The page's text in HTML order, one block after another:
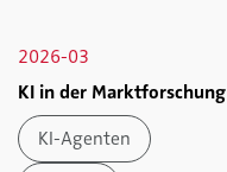
2026-03
KI in der Marktforschung
KI-Agenten